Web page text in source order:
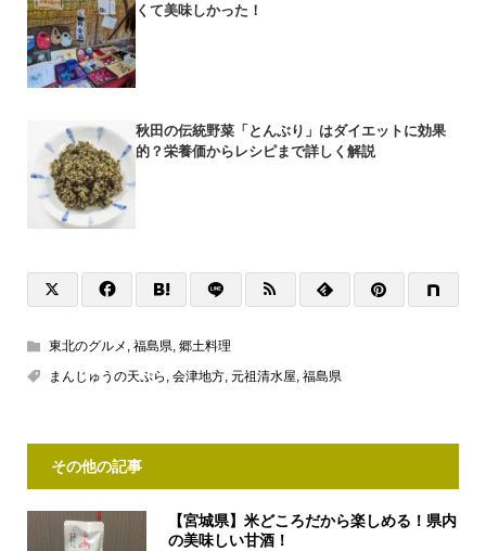
くて美味しかった！
秋田の伝統野菜「とんぶり」はダイエットに効果
的？栄養価からレシピまで詳しく解説
東北のグルメ , 福島県, 郷土料理
まんじゅうの天ぷら , 会津地方, 元祖清水屋, 福島県
その他の記事
【宮城県】米どころだから楽しめる！県内
の美味しい甘酒！